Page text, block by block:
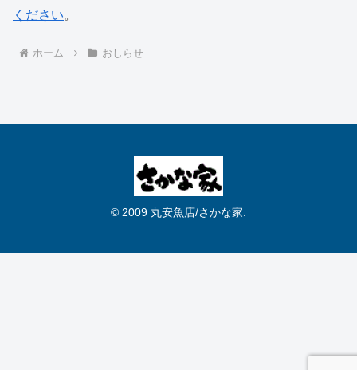
ください。
ホーム おしらせ
© 2009 丸安魚店/さかな家.